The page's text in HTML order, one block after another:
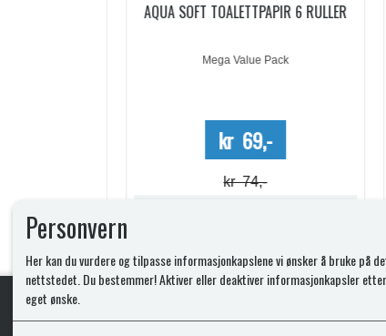
AQUA SOFT TOALETTPAPIR 6 RULLER
Mega Value Pack
kr 69,-
kr 74,-
Kjøp
Personvern
Her kan du vurdere og tilpasse informasjonkapslene vi ønsker å bruke på
nettstedet. Du bestemmer! Aktiver eller deaktiver informasjonkapsler etter
eget ønske.